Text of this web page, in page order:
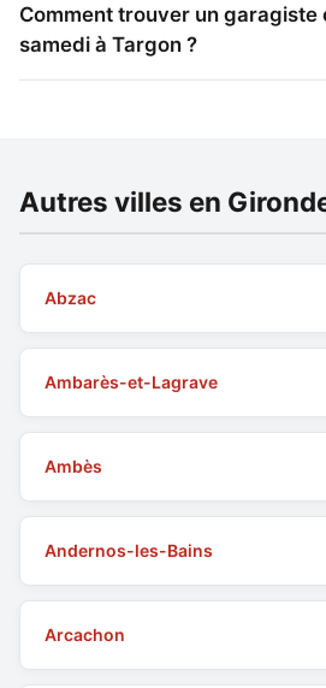
Comment trouver un garagiste
samedi à Targon ?
Autres villes en
Abzac
Ambarès-et-Lagrave
Ambès
Andernos-les-Bains
Arcachon